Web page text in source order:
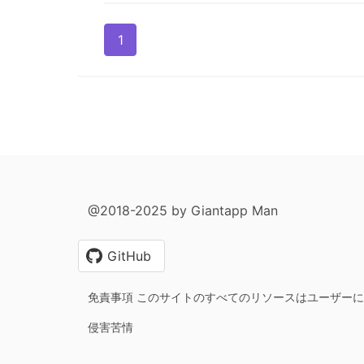
1
@2018-2025 by Giantapp Man
GitHub
免責事項 このサイトのすべてのリソースはユーザー
侵害苦情